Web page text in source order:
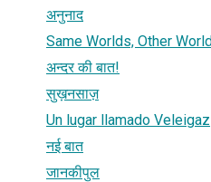
अनुनाद
Same Worlds, Other
अन्‍दर की बात!
सुख़नसाज़
Un lugar llamado Veleigaz
नई बात
जानकीपुल